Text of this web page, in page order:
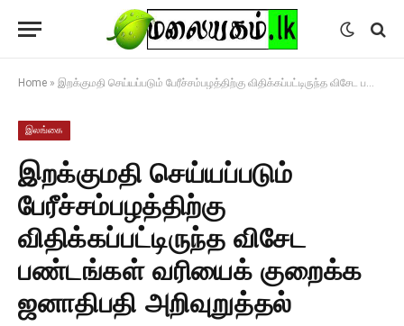
Home » இறக்குமதி செய்யப்படும் பேரீச்சம்பழத்திற்கு விதிக்கப்பட்டிருந்த விசேட பண்டங்கள் வரியைக் குறைக்க ஜனாதிபதி அறிவுறுத்தல்
இலங்கை
இறக்குமதி செய்யப்படும்
பேரீச்சம்பழத்திற்கு
விதிக்கப்பட்டிருந்த விசேட
பண்டங்கள் வரியைக் குறைக்க
ஜனாதிபதி அறிவுறுத்தல்